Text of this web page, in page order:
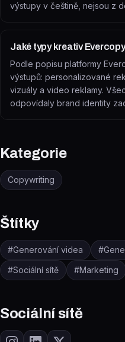
výstupy v češtině, nejsou z
Jaké typy kreativ
Podle popisu platformy
výstupů: personalizované
vizuály a video reklamy.
odpovídaly brand identity
Kategorie
Copywriting
Štítky
#Generování videa #
#Sociální sítě #Marketing
Sociální sítě